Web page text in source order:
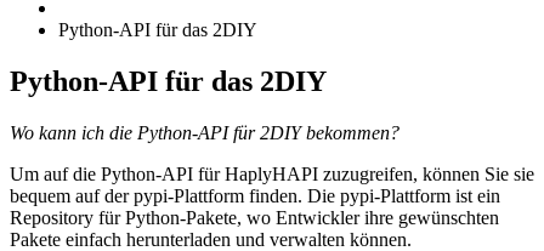
Python-API für das 2DIY
Python-API für das 2DIY
Wo kann ich die Python-API für 2DIY bekommen?
Um auf die Python-API für HaplyHAPI zuzugreifen, können Sie sie
bequem auf der pypi-Plattform finden. Die pypi-Plattform ist ein
Repository für Python-Pakete, wo Entwickler ihre gewünschten
Pakete einfach herunterladen und verwalten können.